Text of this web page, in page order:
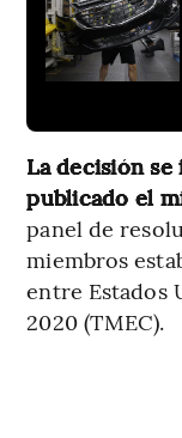
La decisión
publicado el
panel de
miembros
entre Estados
2020 (TMEC).